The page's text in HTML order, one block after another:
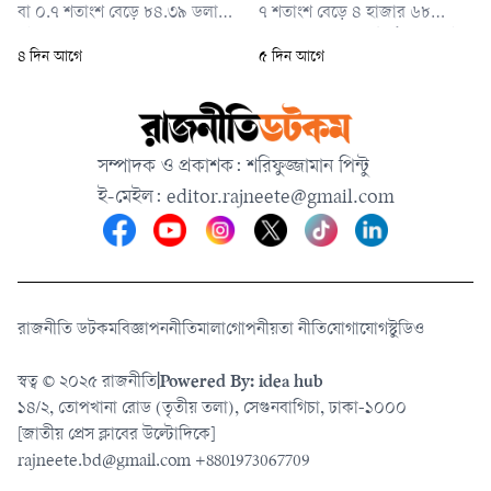
বা ০.৭ শতাংশ বেড়ে ৮৪.৩৯ ডলারে
কারণে ব্রেন্ট ক্রুডের দাম তিন
৪ দিন আগে
৭ শতাংশ বেড়ে ৪ হাজার ৬৮
সময়ে যুক্তরাষ্ট্রের গোল্ড ফিউচার্সের
যা বিক্রি হয়েছে প্রতি আউন্স ৪
হাজার ৬৬ দশমিক ৬০ ডলারে।
৫ দিন আগে
সম্পাদক ও প্রকাশক: শরিফুজ্জামান পিন্টু
ই-মেইল: editor.rajneete@gmail.com
রাজনীতি ডটকমবিজ্ঞাপননীতিমালাগোপনীয়তা নীতিযোগাযোগস্টুডিও
স্বত্ব © ২০২৫ রাজনীতিPowered By: idea hub
১৪/২, তোপখানা রোড (তৃতীয় তলা), সেগুনবাগিচা, ঢাকা-১০০০
[জাতীয় প্রেস ক্লাবের উল্টোদিকে]
rajneete.bd@gmail.com +8801973067709